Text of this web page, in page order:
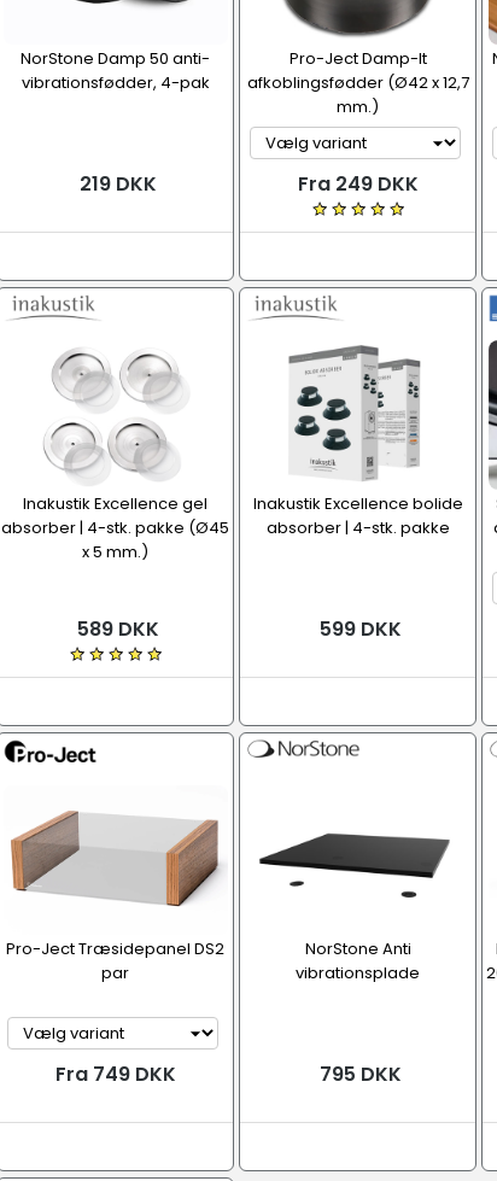
NorStone Damp 50 anti-
vibrationsfødder, 4-pak
219 DKK
Pro-Ject Damp-It
afkoblingsfødder (Ø42 x 12,7
mm.)
Fra 249 DKK
Inakustik Excellence gel
absorber | 4-stk. pakke (Ø45
x 5 mm.)
589 DKK
Inakustik Excellence bolide
absorber | 4-stk. pakke
599 DKK
Pro-Ject Træsidepanel DS2
par
Fra 749 DKK
NorStone Anti
vibrationsplade
795 DKK